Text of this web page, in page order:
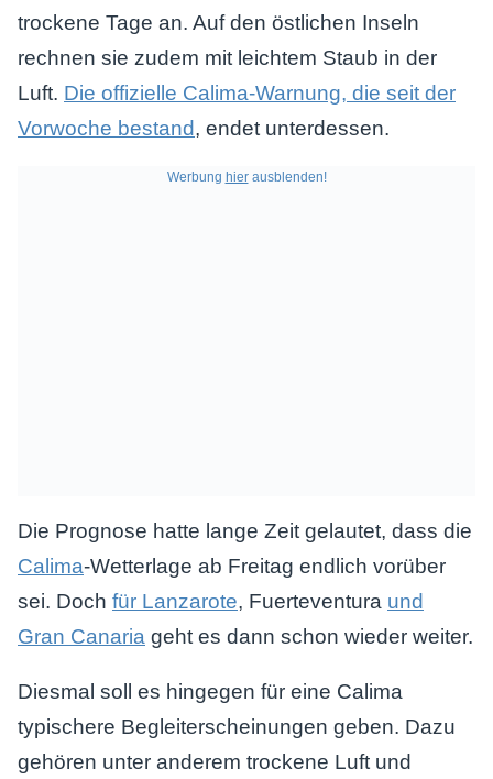
trockene Tage an. Auf den östlichen Inseln
rechnen sie zudem mit leichtem Staub in der
Luft. Die offizielle Calima-Warnung, die seit der
Vorwoche bestand, endet unterdessen.
Werbung hierausblenden!
Die Prognose hatte lange Zeit gelautet, dass die
Calima-Wetterlage ab Freitag endlich vorüber
sei. Doch für Lanzarote, Fuerteventura und
Gran Canaria geht es dann schon wieder weiter.
Diesmal soll es hingegen für eine Calima
typischere Begleiterscheinungen geben. Dazu
gehören unter anderem trockene Luft und